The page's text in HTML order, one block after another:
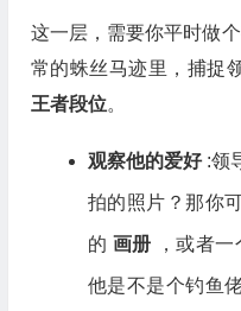
这一层，需要你平时做
常的蛛丝马迹里，捕捉
王者段位。
观察他的爱好 :领
拍的照片？那你
的 画册 ，或者
他是不是个钓鱼